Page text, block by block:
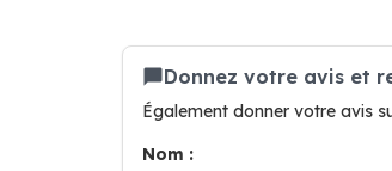
Donnez votre avis et
Également donner votre avis
Nom :